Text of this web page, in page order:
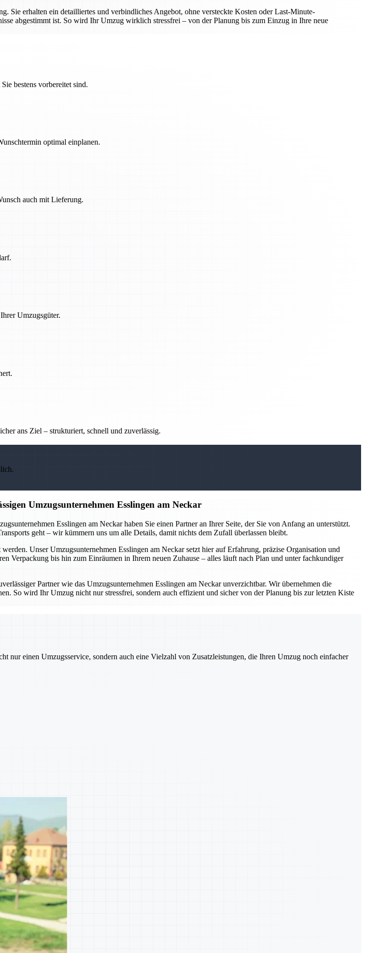
Sie erhalten ein detailliertes und verbindliches Angebot, ohne versteckte Kosten oder Last-Minute-
abgestimmt ist. So wird Ihr Umzug wirklich stressfrei – von der Planung bis zum Einzug in Ihre neue
bestens vorbereitet sind.
optimal einplanen.
auch mit Lieferung.
Umzugsgüter.
ans Ziel – strukturiert, schnell und zuverlässig.
Umzugsunternehmen Esslingen am Neckar
Esslingen am Neckar haben Sie einen Partner an Ihrer Seite, der Sie von Anfang an unterstützt.
geht – wir kümmern uns um alle Details, damit nichts dem Zufall überlassen bleibt.
Unser Umzugsunternehmen Esslingen am Neckar setzt hier auf Erfahrung, präzise Organisation und
Verpackung bis hin zum Einräumen in Ihrem neuen Zuhause – alles läuft nach Plan und unter fachkundiger
Partner wie das Umzugsunternehmen Esslingen am Neckar unverzichtbar. Wir übernehmen die
So wird Ihr Umzug nicht nur stressfrei, sondern auch effizient und sicher von der Planung bis zur letzten Kiste
nur einen Umzugsservice, sondern auch eine Vielzahl von Zusatzleistungen, die Ihren Umzug noch einfacher